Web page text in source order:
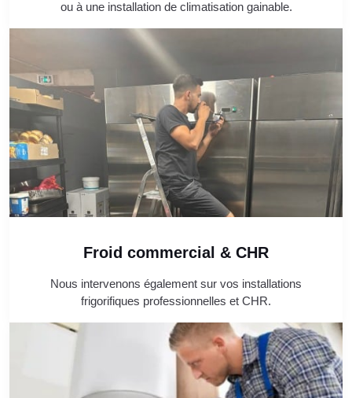
ou à une installation de climatisation gainable.
Froid commercial & CHR
Nous intervenons également sur vos installations
frigorifiques professionnelles et CHR.